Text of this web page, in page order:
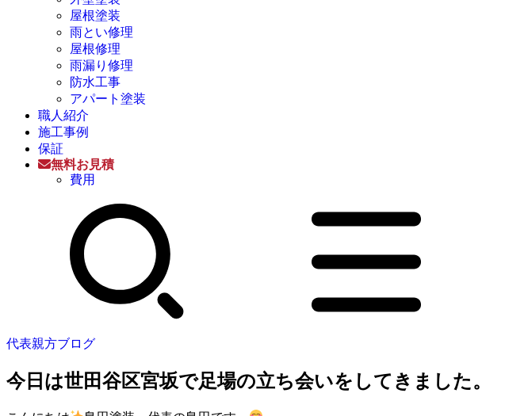
屋根塗装
雨とい修理
屋根修理
雨漏り修理
防水工事
アパート塗装
職人紹介
施工事例
保証
無料お見積
費用
代表親方ブログ
今日は世田谷区宮坂で足場の立ち会いをしてきました。